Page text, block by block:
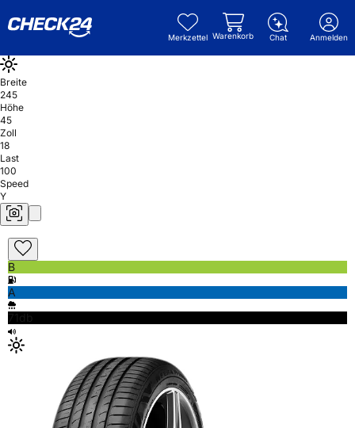
Merkzettel Warenkorb Chat Anmelden
Breite
245
Höhe
45
Zoll
18
Last
100
Speed
Y
B
A
71db